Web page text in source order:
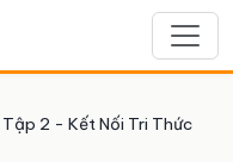
Tập 2 - Kết Nối Tri Thức